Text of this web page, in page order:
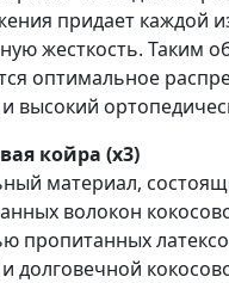
придает каждой
жесткость. Таким
оптимальное
и высокий
койра (x3)
материал,
волокон
пропитанных
долговечной